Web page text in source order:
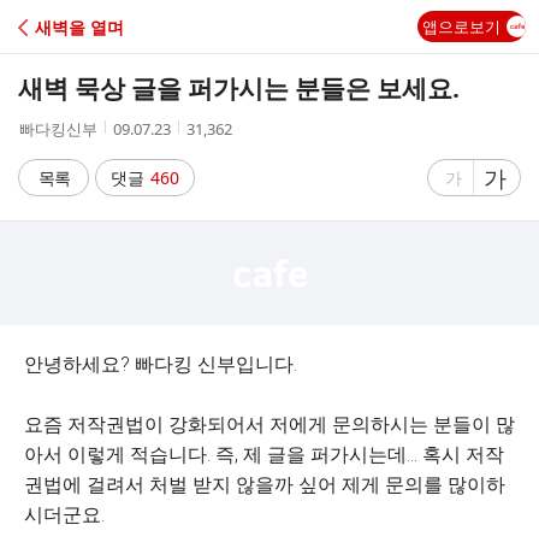
C
새벽을 열며 앱으로보기
새벽 묵상 글을 퍼가시는 분들은 보세요.
작
자
빠다킹신부
작
시
간
09.07.23
조
수
31,362
목록 댓글 460
글
가
글
자
가
안녕하세요? 빠다킹 신부입니다.
요즘 저작권법이 강화되어서 저에게 문의하시는 분들이 많
아서 이렇게 적습니다. 즉, 제 글을 퍼가시는데... 혹시 저작
권법에 걸려서 처벌 받지 않을까 싶어 제게 문의를 많이하
시더군요.